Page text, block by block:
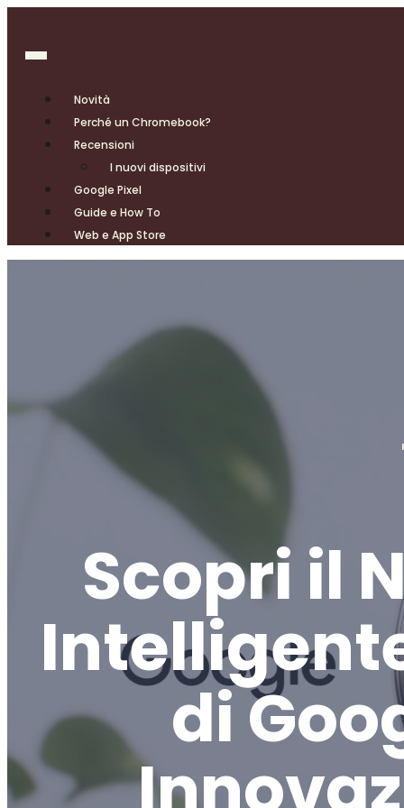
Novità
Perché un Chromebook?
Recensioni
I nuovi dispositivi
Google Pixel
Guide e How To
Web e App Store
Scopri il
di